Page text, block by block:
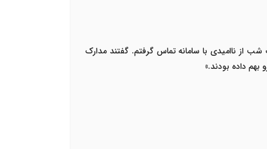
شب از ناامیدی با سامانه تماس گرفتم. گفتند مدارک
داده بودند.»